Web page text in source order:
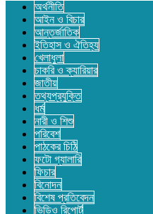
অর্থনীতি
আইন ও বিচার
আন্তর্জাতিক
ইতিহাস ও ঐতিহ্য
খেলাধুলা
চাকরি ও ক্যারিয়ার
জাতীয়
তথ্যপ্রযুক্তি
ধর্ম
নারী ও শিশু
পরিবেশ
পাঠকের চিঠি
ফটো গ্যালারি
ফিচার
বিনোদন
বিশেষ প্রতিবেদন
ভিডিও রিপোর্ট